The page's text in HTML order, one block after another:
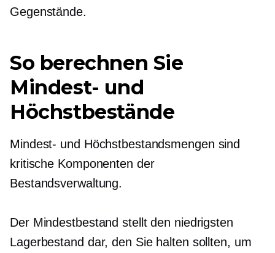
Gegenstände.
So berechnen Sie
Mindest- und
Höchstbestände
Mindest- und Höchstbestandsmengen sind
kritische Komponenten der
Bestandsverwaltung.
Der Mindestbestand stellt den niedrigsten
Lagerbestand dar, den Sie halten sollten, um